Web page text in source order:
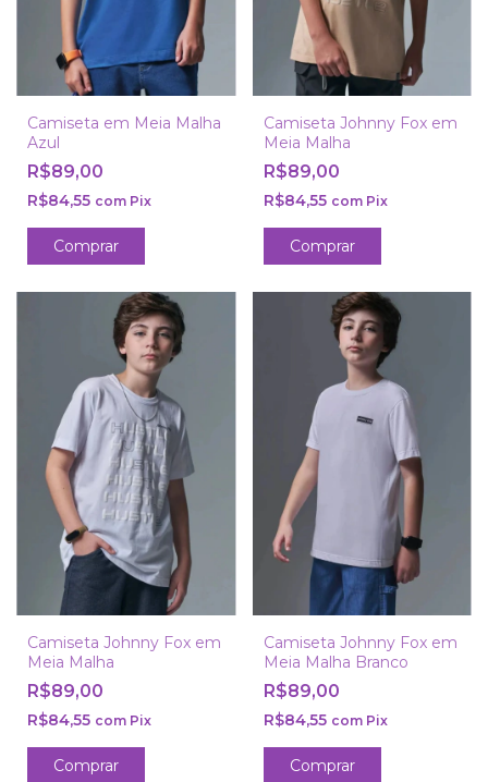
Camiseta em Meia Malha
Azul
R$89,00
R$84,55 com Pix
Comprar
Camiseta Johnny Fox em
Meia Malha
R$89,00
R$84,55 com Pix
Comprar
Camiseta Johnny Fox em
Meia Malha
R$89,00
R$84,55 com Pix
Comprar
Camiseta Johnny Fox em
Meia Malha Branco
R$89,00
R$84,55 com Pix
Comprar